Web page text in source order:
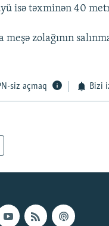
ISTIFADƏ
TELEFONUNUZDA
isə təxminən 40
zolağının
siz açmaq Bizi